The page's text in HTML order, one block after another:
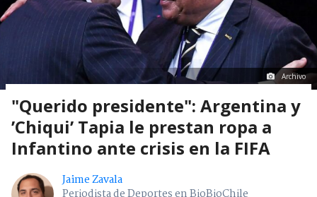
Archivo
"Querido presidente": Argentina y
’Chiqui’ Tapia le prestan ropa a
Infantino ante crisis en la FIFA
Jaime Zavala